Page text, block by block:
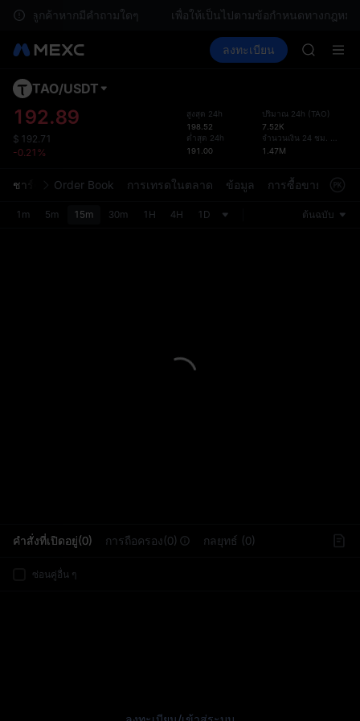
การลูกค้าหากมีคำถามใดๆ เพื่อให้เป็นไปตามข้อกำหนดทางกฎห
สปอต ฟิวเจอร์ส SPCX
ลงทะเบียน
SPCX
UNITREE
ฟิวเจอร์
สามา
ในส่ว
TAO/USDT
192.89
$ 192.71
-0.21%
สูงสุด 24h
198.52
ต่ำสุด 24h
191.00
ปริมาณ 24h (TAO)
7.52K
จำนวนเงิน 24 ชม.
1.47M
ชาร์ต Order Book การเทรดในตลาด ข้อมูล การซื้อขายข้อมูล
1m 5m 15m 30m 1H 4H 1D ต้นฉบับ
คำสั่งที่เปิดอยู่(0) การถือครอง(0) กลยุทธ์ (0)
ซ่อนคู่อื่น ๆ